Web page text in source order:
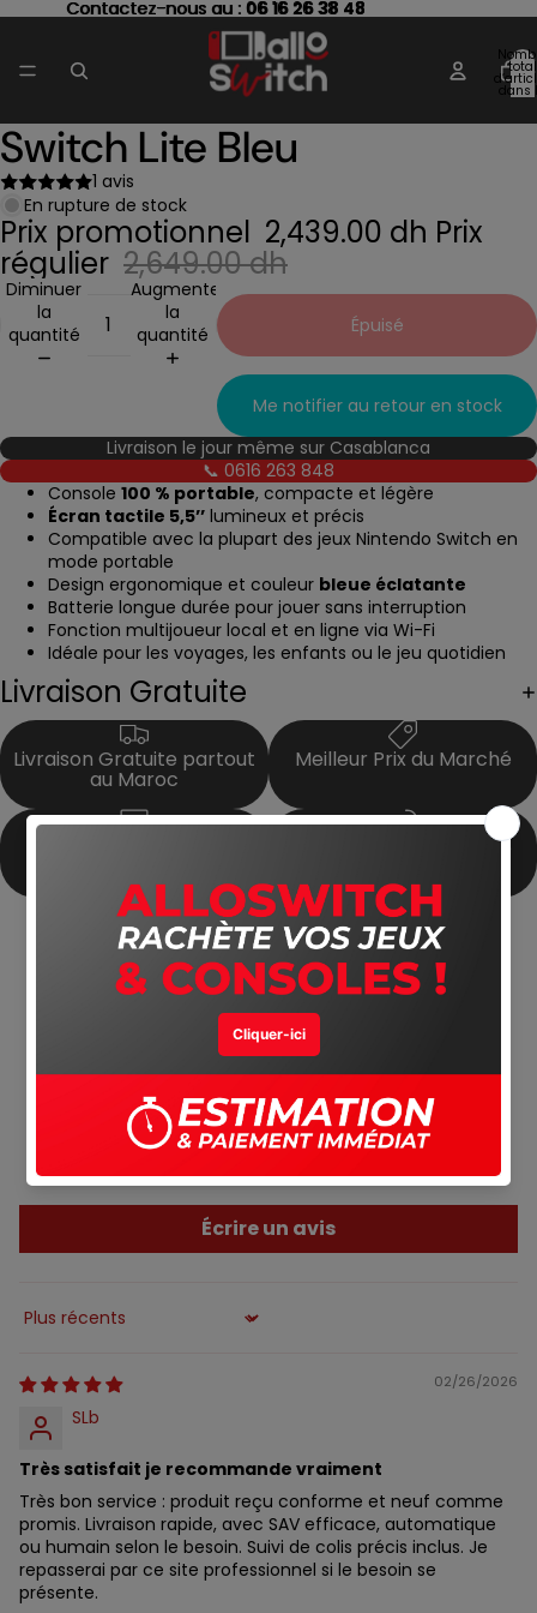
Contactez-nous au : 06 16 26 38 48
Contactez-nous au : 06 16 26 38 48
total
dans
Ouvrir
l’image
en
plein
écran
Switch Lite Bleu
1 avis
En rupture de stock
Prix promotionnel 2,439.00 dh Prix
régulier 2,649.00 dh
Diminuer
la
quantité
Augmenter
la
quantité
Épuisé
Me notifier au retour en stock
Livraison le jour même sur Casablanca
📞 0616 263 848
Console 100 % portable, compacte et légère
Écran tactile 5,5’’ lumineux et précis
Compatible avec la plupart des jeux Nintendo Switch en
mode portable
Design ergonomique et couleur bleue éclatante
Batterie longue durée pour jouer sans interruption
Fonction multijoueur local et en ligne via Wi-Fi
Idéale pour les voyages, les enfants ou le jeu quotidien
Livraison Gratuite
Livraison Gratuite partout
au Maroc
Meilleur Prix du Marché
Satisfait ou Remboursé
Avis Clients
5.00 sur 5
0
0
Écrire un avis
Sort by
02/26/2026
SLb
Très satisfait je recommande vraiment
Très bon service : produit reçu conforme et neuf comme
promis. Livraison rapide, avec SAV efficace, automatique
ou humain selon le besoin. Suivi de colis précis inclus. Je
repasserai par ce site professionnel si le besoin se
présente.